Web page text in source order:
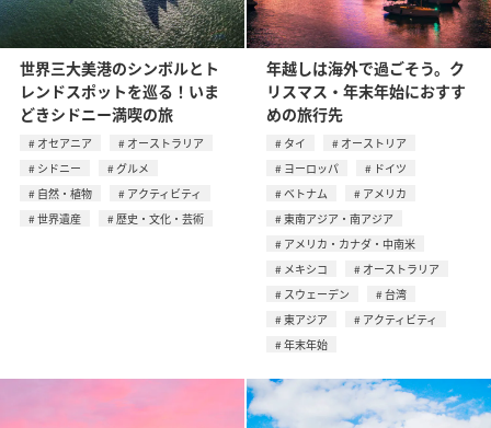
世界三大美港のシンボルとト
レンドスポットを巡る！いま
どきシドニー満喫の旅
オセアニア
オーストラリア
シドニー
グルメ
自然・植物
アクティビティ
世界遺産
歴史・文化・芸術
年越しは海外で過ごそう。ク
リスマス・年末年始におすす
めの旅行先
タイ
オーストリア
ヨーロッパ
ドイツ
ベトナム
アメリカ
東南アジア・南アジア
アメリカ・カナダ・中南米
メキシコ
オーストラリア
スウェーデン
台湾
東アジア
アクティビティ
年末年始